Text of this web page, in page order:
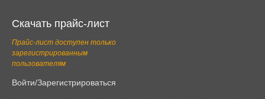
Скачать прайс-лист
Прайс-лист доступен только
зарегистрированным
пользователям
Войти/Зарегистрироваться